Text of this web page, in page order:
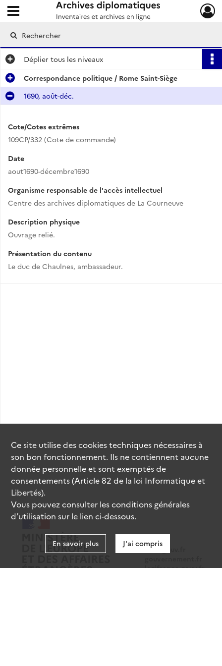
Archives diplomatiques
Ouvrir le menu déroulant
Déplier tous les niveaux
Correspondance politique / Rome Saint-Siège
1690, août-déc.
Cote/Cotes extrêmes
109CP/332 (Cote de commande)
Date
aout1690-décembre1690
Organisme responsable de l'accès intellectuel
Centre des archives diplomatiques de La Courneuve
Description physique
Ouvrage relié.
Présentation du contenu
Le duc de Chaulnes, ambassadeur.
data.gouv.fr
legifrance.gouv.fr
Ce site utilise descookiestechniques nécessaires à
son bon fonctionnement. Ils ne contiennent aucune
donnée personnelle et sont exemptés de
consentements (Article 82 de la loi Informatique et
Libertés).
Vous pouvez consulter les conditions générales
d’utilisation sur le lien ci-dessous.
En savoir plus J'ai compris